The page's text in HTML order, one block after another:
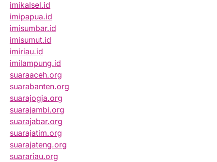
imikalsel.id
imipapua.id
imisumbar.id
imisumut.id
imiriau.id
imilampung.id
suaraaceh.org
suarabanten.org
suarajogja.org
suarajambi.org
suarajabar.org
suarajatim.org
suarajateng.org
suarariau.org